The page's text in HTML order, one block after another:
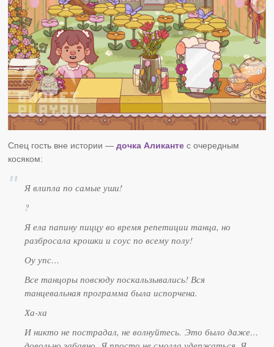
Спец гость вне истории —дочка Аликанте с очередным
косяком:
Я влипла по самые уши!
?
Я ела папину пиццу во время репетиции танца, но
разбросала крошки и соус по всему полу!
Оу упс…
Все танцоры повсюду поскальзывались! Вся
танцевальная программа была испорчена.
Ха-ха
И никто не пострадал, не волнуйтесь. Это было даже…